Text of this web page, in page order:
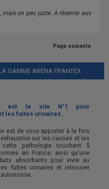
mais un peu juste. A réserver aux
Page suivante
GAMME ABENA FRANTEX
est le site N°1 pour
les fuites urinaires.
est de vous apporter à la fois
sur les causes et les
cette pathologie touchant 5
en France, ainsi qu'une
absorbants pour vivre au
fuites urinaires et retrouver